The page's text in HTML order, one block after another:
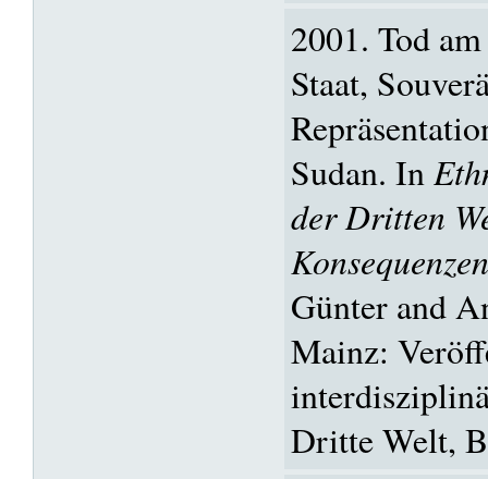
2001. Tod
Staat,
Sudan. In
der Dritten
Konsequenzen
Günter and
Mainz:
Dritte Welt,